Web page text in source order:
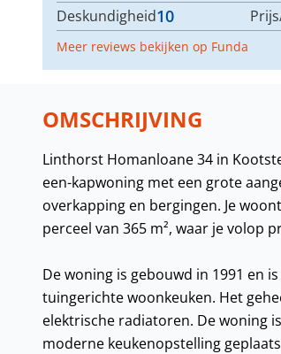
Deskundigheid10
Meer reviews bekijken op Funda
OMSCHRIJVING
Linthorst Homanloane 34 in
een-kapwoning met een grote
overkapping en bergingen. Je
perceel van 365 m², waar je volop
De woning is gebouwd in 1991 en
tuingerichte woonkeuken. Het
elektrische radiatoren. De woning
moderne keukenopstelling